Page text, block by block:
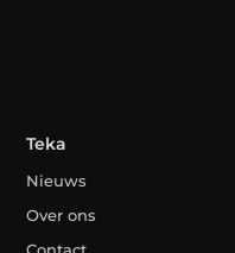
Teka
Nieuws
Over ons